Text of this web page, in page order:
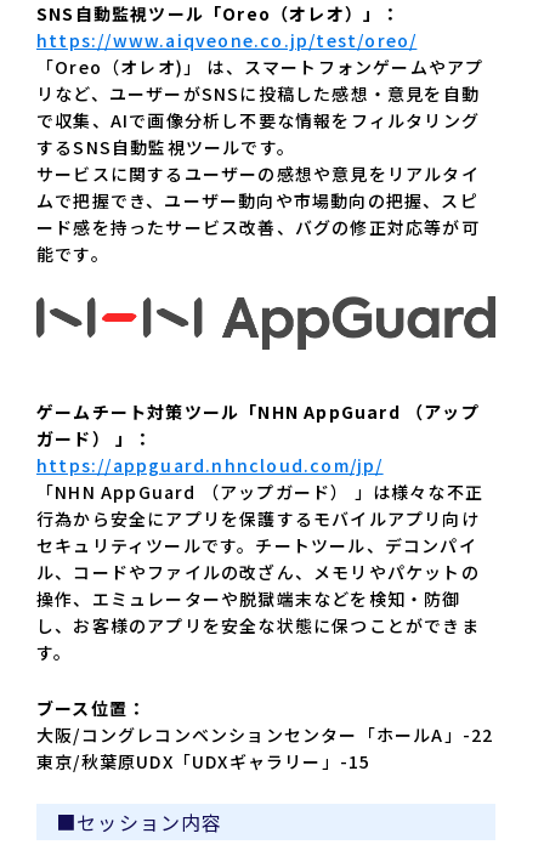
SNS自動監視ツール「Oreo（オレオ）」：
https://www.aiqveone.co.jp/test/oreo/
「Oreo（オレオ)」 は、スマートフォンゲームやアプ
リなど、ユーザーがSNSに投稿した感想・意見を自動
で収集、AIで画像分析し不要な情報をフィルタリング
するSNS自動監視ツールです。
サービスに関するユーザーの感想や意見をリアルタイ
ムで把握でき、ユーザー動向や市場動向の把握、スピ
ード感を持ったサービス改善、バグの修正対応等が可
能です。
ゲームチート対策ツール「NHN AppGuard （アップ
ガード） 」：
https://appguard.nhncloud.com/jp/
「NHN AppGuard （アップガード） 」は様々な不正
行為から安全にアプリを保護するモバイルアプリ向け
セキュリティツールです。チートツール、デコンパイ
ル、コードやファイルの改ざん、メモリやパケットの
操作、エミュレーターや脱獄端末などを検知・防御
し、お客様のアプリを安全な状態に保つことができま
す。
ブース位置：
大阪/コングレコンベンションセンター「ホールA」-22
東京/秋葉原UDX「UDXギャラリー」-15
■セッション内容